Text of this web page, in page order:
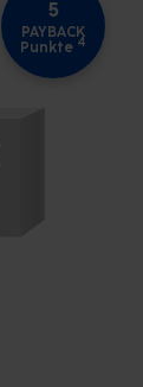
5
PAYBACK
Punkte 4